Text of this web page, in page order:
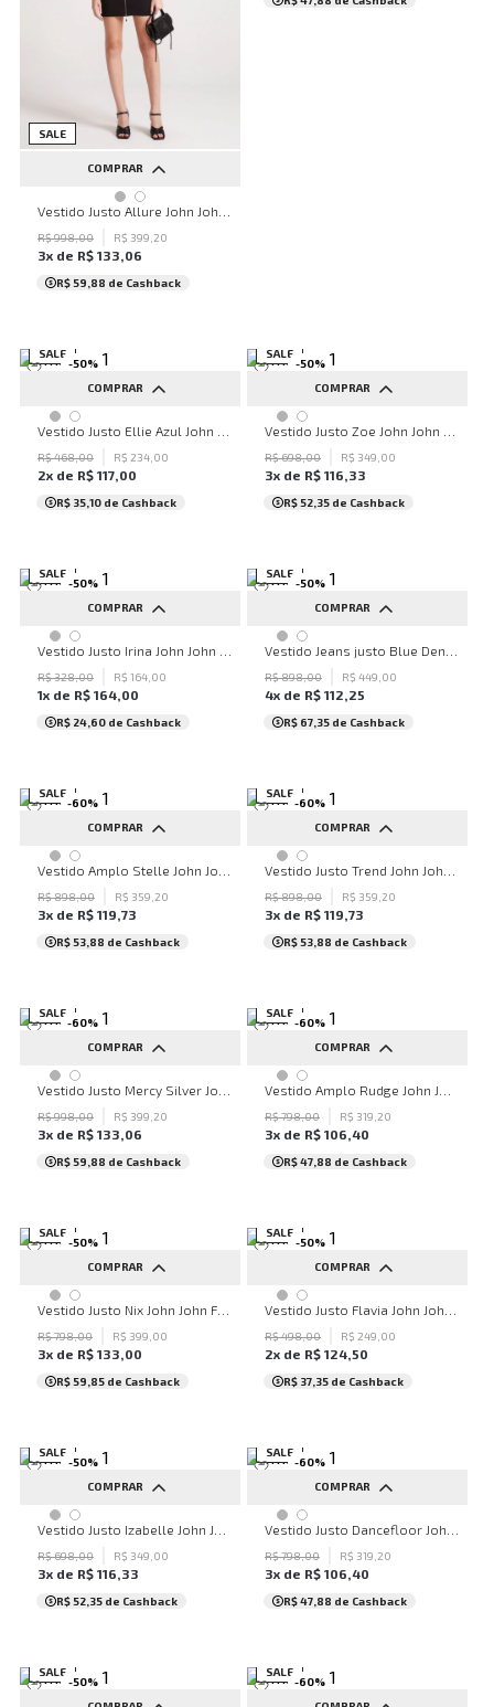
SALE
COMPRAR
PP P M G
R$998,00 R$ 399 20
3x de R$ 133 06
R$ 59,88 de Cashback
SALE
-50%
COMPRAR
PP P M G
R$468,00 R$ 234 00
2x de R$ 117 00
R$ 35,10 de Cashback
SALE
-50%
COMPRAR
PP P M G
R$698,00 R$ 349 00
3x de R$ 116 33
R$ 52,35 de Cashback
SALE
-50%
COMPRAR
PP P M G GG
R$328,00 R$ 164 00
1x de R$ 164 00
R$ 24,60 de Cashback
SALE
-50%
COMPRAR
PP P M G
R$898,00 R$ 449 00
4x de R$ 112 25
R$ 67,35 de Cashback
SALE
-60%
COMPRAR
PP
R$898,00 R$ 359 20
3x de R$ 119 73
R$ 53,88 de Cashback
SALE
-60%
COMPRAR
PP
R$898,00 R$ 359 20
3x de R$ 119 73
R$ 53,88 de Cashback
SALE
-60%
COMPRAR
PP P G
R$998,00 R$ 399 20
3x de R$ 133 06
R$ 59,88 de Cashback
SALE
-60%
COMPRAR
M G
R$798,00 R$ 319 20
3x de R$ 106 40
R$ 47,88 de Cashback
SALE
-50%
COMPRAR
PP P
R$798,00 R$ 399 00
3x de R$ 133 00
R$ 59,85 de Cashback
SALE
-50%
COMPRAR
G
R$498,00 R$ 249 00
2x de R$ 124 50
R$ 37,35 de Cashback
SALE
-50%
COMPRAR
PP P G
R$698,00 R$ 349 00
3x de R$ 116 33
R$ 52,35 de Cashback
SALE
-60%
COMPRAR
PP P G
R$798,00 R$ 319 20
3x de R$ 106 40
R$ 47,88 de Cashback
SALE
-50%
SALE
-60%